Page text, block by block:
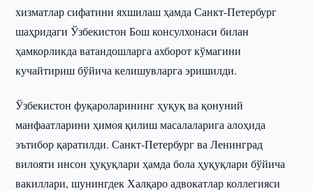
хизматлар сифатини яхшилаш ҳамда Санкт-Петербург
шаҳридаги Ўзбекистон Бош консулхонаси билан
ҳамкорликда ватандошларга ахборот кўмагини
кучайтириш бўйича келишувларга эришилди.
Ўзбекистон фуқароларининг ҳуқуқ ва қонуний
манфаатларини ҳимоя қилиш масалаларига алоҳида
эътибор қаратилди. Санкт-Петербург ва Ленинград
вилояти инсон ҳуқуқлари ҳамда бола ҳуқуқлари бўйича
вакиллари, шунингдек Халқаро адвокатлар коллегияси